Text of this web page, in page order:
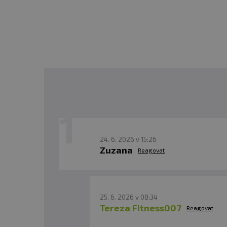
rozložení denní dávky na
24. 6. 2026 v 15:26
Zuzana Reagovat
25. 6. 2026 v 08:34
Tereza Fitness007 Reagovat